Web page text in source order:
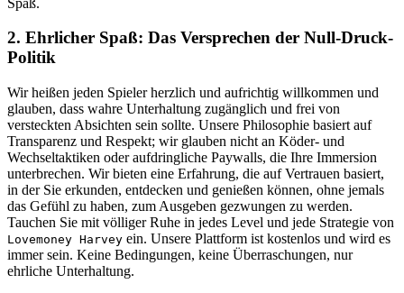
2. Ehrlicher Spaß: Das Versprechen der Null-Druck-
Politik
Wir heißen jeden Spieler herzlich und aufrichtig willkommen und
glauben, dass wahre Unterhaltung zugänglich und frei von
versteckten Absichten sein sollte. Unsere Philosophie basiert auf
Transparenz und Respekt; wir glauben nicht an Köder- und
Wechseltaktiken oder aufdringliche Paywalls, die Ihre Immersion
unterbrechen. Wir bieten eine Erfahrung, die auf Vertrauen basiert,
in der Sie erkunden, entdecken und genießen können, ohne jemals
das Gefühl zu haben, zum Ausgeben gezwungen zu werden.
Tauchen Sie mit völliger Ruhe in jedes Level und jede Strategie von
Lovemoney Harvey ein. Unsere Plattform ist kostenlos und wird es
immer sein. Keine Bedingungen, keine Überraschungen, nur
ehrliche Unterhaltung.